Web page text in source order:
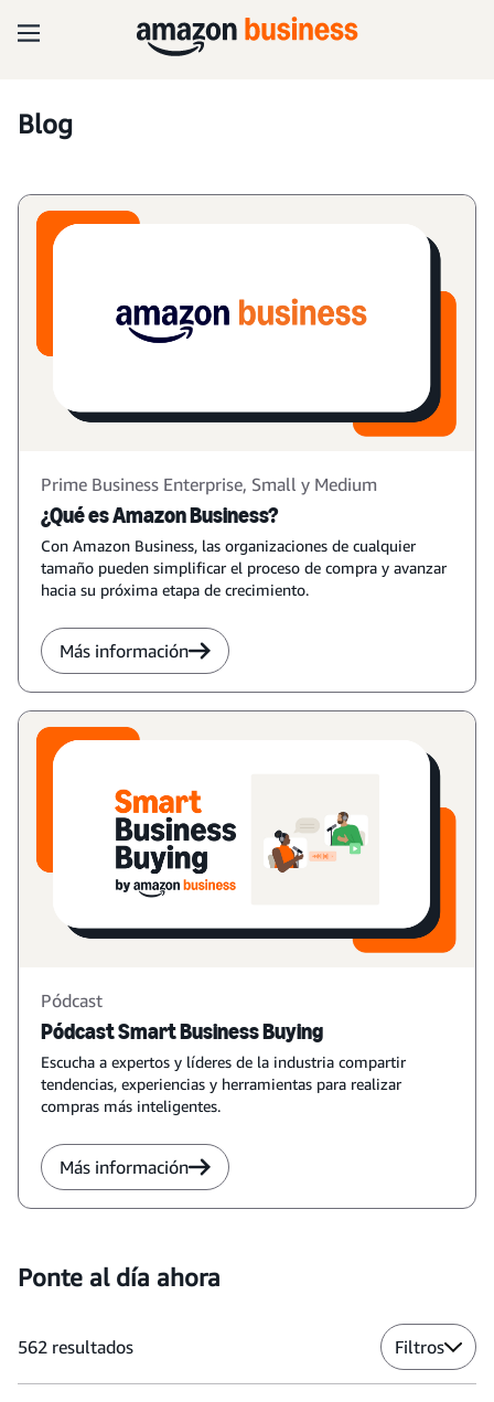
Blog
Prime Business Enterprise, Small y Medium
¿Qué es Amazon Business?
Con Amazon Business, las organizaciones de cualquier
tamaño pueden simplificar el proceso de compra y avanzar
hacia su próxima etapa de crecimiento.
Más información
Pódcast
Pódcast Smart Business Buying
Escucha a expertos y líderes de la industria compartir
tendencias, experiencias y herramientas para realizar
compras más inteligentes.
Más información
Ponte al día ahora
562 resultados Filtros